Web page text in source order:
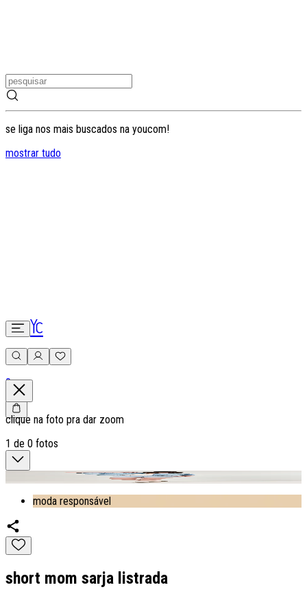
se liga nos mais buscados na youcom!
mostrar tudo
0
clique na foto pra dar zoom
1 de 0 fotos
moda responsável
short mom sarja listrada